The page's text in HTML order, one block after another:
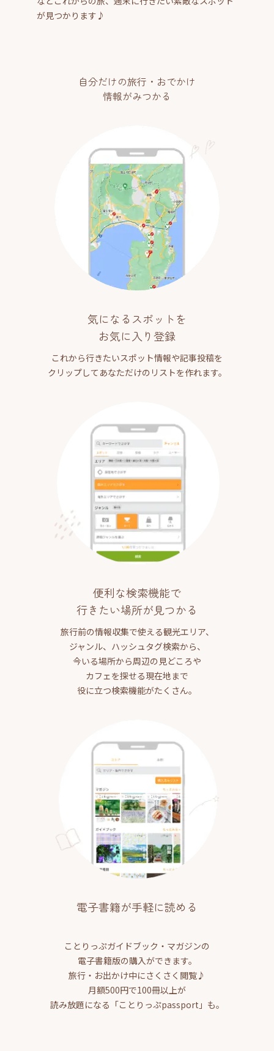
が見つかります♪
自分だけの旅行・おでかけ
情報がみつかる
気になるスポットを
お気に入り登録
これから行きたいスポット情報や記事投稿を
クリップしてあなただけのリストを作れます。
便利な検索機能で
行きたい場所が見つかる
旅行前の情報収集で使える観光エリア、
ジャンル、ハッシュタグ検索から、
今いる場所から周辺の見どころや
カフェを探せる現在地まで
役に立つ検索機能がたくさん。
電子書籍が手軽に読める
ことりっぷガイドブック・マガジンの
電子書籍版の購入ができます。
旅行・お出かけ中にさくさく閲覧♪
月額500円で100冊以上が
読み放題になる「ことりっぷpassport」も。